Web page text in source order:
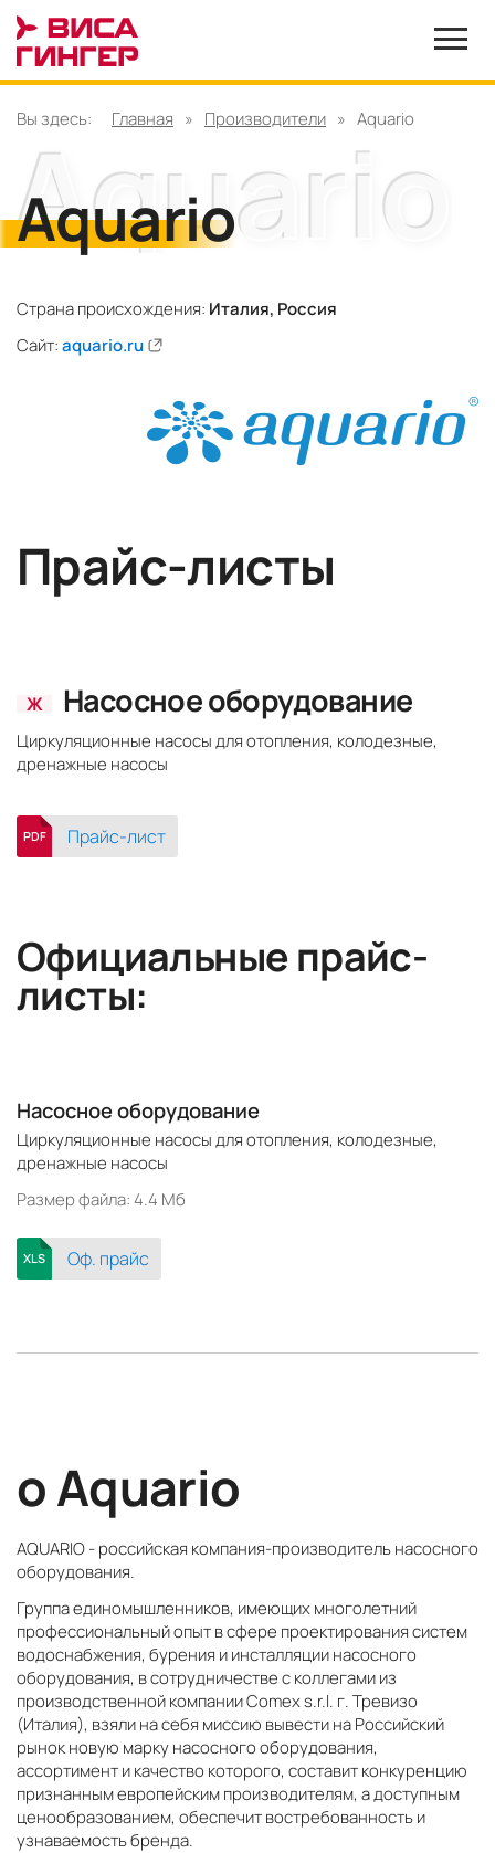
Вы здесь: Главная » Производители » Aquario
Aquario
Страна происхождения: Италия, Россия
Сайт:aquario.ru
Прайс-листы
Ж Насосное оборудование
Циркуляционные насосы для отопления, колодезные,
дренажные насосы
PDF Прайс-лист
Официальные прайс-
листы:
Насосное оборудование
Циркуляционные насосы для отопления, колодезные,
дренажные насосы
Размер файла: 4.4 Mб
XLS Оф. прайс
о Aquario
AQUARIO - российская компания-производитель насосного
оборудования.
Группа единомышленников, имеющих многолетний
профессиональный опыт в сфере проектирования систем
водоснабжения, бурения и инсталляции насосного
оборудования, в сотрудничестве с коллегами из
производственной компании Comex s.r.l. г. Тревизо
(Италия), взяли на себя миссию вывести на Российский
рынок новую марку насосного оборудования,
ассортимент и качество которого, составит конкуренцию
признанным европейским производителям, а доступным
ценообразованием, обеспечит востребованность и
узнаваемость бренда.